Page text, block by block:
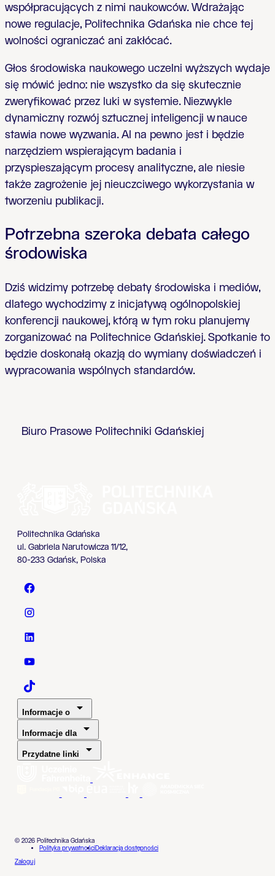
współpracujących z nimi naukowców. Wdrażając
nowe regulacje, Politechnika Gdańska nie chce tej
wolności ograniczać ani zakłócać.
Głos środowiska naukowego uczelni wyższych wydaje
się mówić jedno: nie wszystko da się skutecznie
zweryfikować przez luki w systemie. Niezwykle
dynamiczny rozwój sztucznej inteligencji w nauce
stawia nowe wyzwania. AI na pewno jest i będzie
narzędziem wspierającym badania i
przyspieszającym procesy analityczne, ale niesie
także zagrożenie jej nieuczciwego wykorzystania w
tworzeniu publikacji.
Potrzebna szeroka debata całego
środowiska
Dziś widzimy potrzebę debaty środowiska i mediów,
dlatego wychodzimy z inicjatywą ogólnopolskiej
konferencji naukowej, którą w tym roku planujemy
zorganizować na Politechnice Gdańskiej. Spotkanie to
będzie doskonałą okazją do wymiany doświadczeń i
wypracowania wspólnych standardów.
Biuro Prasowe Politechniki Gdańskiej
Politechnika Gdańska
ul. Gabriela Narutowicza 11/12,
80-233 Gdańsk, Polska
Politechnika Gdańska - Facebook
Politechnika Gdańska - Instagram
Politechnika Gdańska - LinkedIn
Politechnika Gdańska - YouTube
Politechnika Gdańska - TaikTok
Informacje o
Informacje dla
Przydatne linki
© 2026 Politechnika Gdańska
Polityka prywatnościDeklaracja dostępności
Zaloguj